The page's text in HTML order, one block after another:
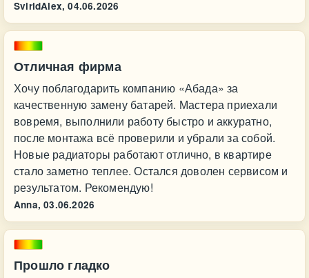
SviridAlex, 04.06.2026
Отличная фирма
Хочу поблагодарить компанию «Абада» за
качественную замену батарей. Мастера приехали
вовремя, выполнили работу быстро и аккуратно,
после монтажа всё проверили и убрали за собой.
Новые радиаторы работают отлично, в квартире
стало заметно теплее. Остался доволен сервисом и
результатом. Рекомендую!
Anna, 03.06.2026
Прошло гладко